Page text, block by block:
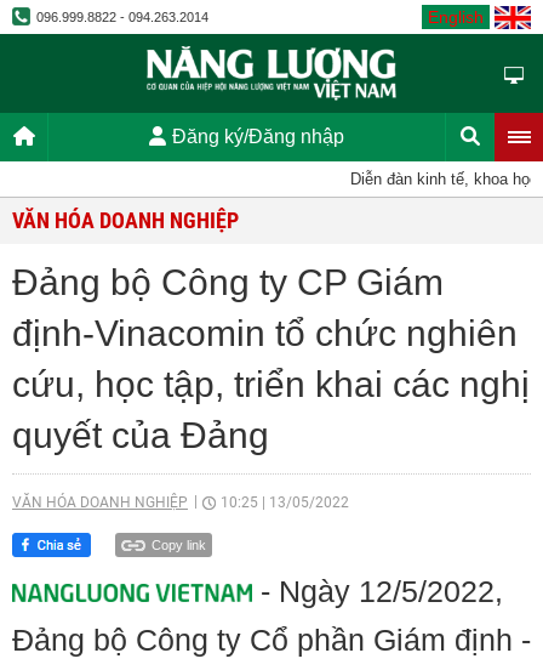
096.999.8822 - 094.263.2014 English
Đăng ký/Đăng nhập
Diễn đàn kinh tế, khoa học,
VĂN HÓA DOANH NGHIỆP
Đảng bộ Công ty CP Giám
định-Vinacomin tổ chức nghiên
cứu, học tập, triển khai các nghị
quyết của Đảng
VĂN HÓA DOANH NGHIỆP 10:25 13/05/2022
Copy link
- Ngày 12/5/2022,
Đảng bộ Công ty Cổ phần Giám định -